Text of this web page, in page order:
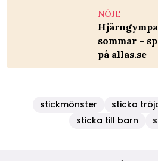
NÖJE
sommar –
på allas.se
stickmönster sticka
sticka till barn